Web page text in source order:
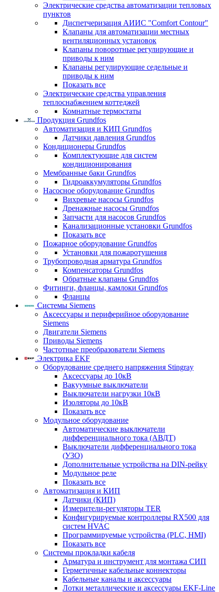
Электрические средства автоматизации тепловых
пунктов
Диспетчеризация АИИС "Comfort Contour"
Клапаны для автоматизации местных
вентиляционных установок
Клапаны поворотные регулирующие и
приводы к ним
Клапаны регулирующие седельные и
приводы к ним
Показать все
Электрические средства управления
теплоснабжением коттеджей
Комнатные термостаты
Продукция Grundfos
Автоматизация и КИП Grundfos
Датчики давления Grundfos
Кондиционеры Grundfos
Комплектующие для систем
кондиционирования
Мембранные баки Grundfos
Гидроаккумуляторы Grundfos
Насосное оборудование Grundfos
Вихревые насосы Grundfos
Дренажные насосы Grundfos
Запчасти для насосов Grundfos
Канализационные установки Grundfos
Показать все
Пожарное оборудование Grundfos
Установки для пожаротушения
Трубопроводная арматура Grundfos
Компенсаторы Grundfos
Обратные клапаны Grundfos
Фитинги, фланцы, камлоки Grundfos
Фланцы
Системы Siemens
Аксессуары и периферийное оборудование
Siemens
Двигатели Siemens
Приводы Siemens
Частотные преобразователи Siemens
Электрика EKF
Оборудование среднего напряжения Stingray
Аксессуары до 10кВ
Вакуумные выключатели
Выключатели нагрузки 10кВ
Изоляторы до 10кВ
Показать все
Модульное оборудование
Автоматические выключатели
дифференциального тока (АВДТ)
Выключатели дифференциального тока
(УЗО)
Дополнительные устройства на DIN-рейку
Модульное реле
Показать все
Автоматизация и КИП
Датчики (КИП)
Измерители-регуляторы TER
Конфигурируемые контроллеры RX500 для
систем HVAC
Программируемые устройства (PLC, HMI)
Показать все
Системы прокладки кабеля
Арматура и инструмент для монтажа СИП
Герметичные кабельные коннекторы
Кабельные каналы и аксессуары
Лотки металлические и аксессуары EKF-Line